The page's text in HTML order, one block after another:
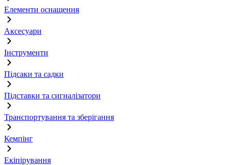
Елементи оснащення
Аксесуари
Інструменти
Підсаки та садки
Підставки та сигналізатори
Транспортування та зберігання
Кемпінг
Екіпірування